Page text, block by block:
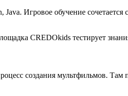
Игровое обучение
CREDOkids тестирует
создания мультфильмов. Там